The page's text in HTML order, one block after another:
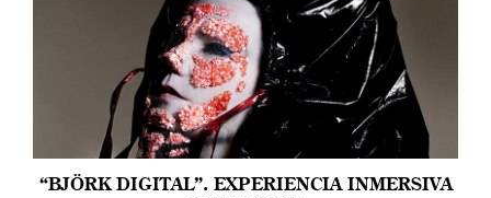
“BJÖRK DIGITAL”. EXPERIENCIA INMERSIVA